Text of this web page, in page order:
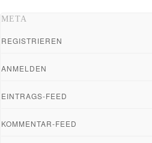
META
REGISTRIEREN
ANMELDEN
EINTRAGS-FEED
KOMMENTAR-FEED